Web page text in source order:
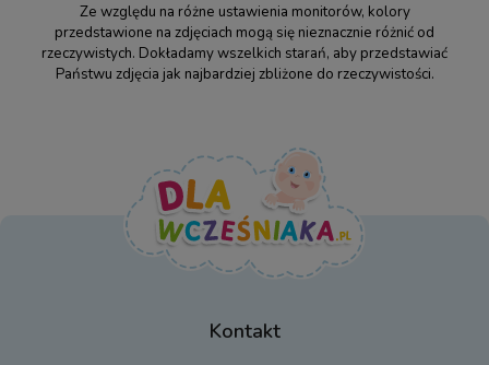
Ze względu na różne ustawienia monitorów, kolory
przedstawione na zdjęciach mogą się nieznacznie różnić od
rzeczywistych. Dokładamy wszelkich starań, aby przedstawiać
Państwu zdjęcia jak najbardziej zbliżone do rzeczywistości.
Kontakt